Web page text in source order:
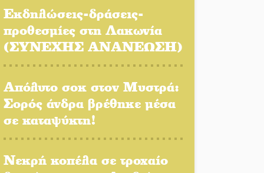
την αυγουστιάτικη
πανσέληνο της Μονεμβασιάς
Διακοπή ρεύματος στο Έλος
Στο Γύθειο η Άντζελα
Γκερέκου
Νταλίκα έπεσε σε γκρεμό
Εκδηλώσεις-δράσεις-
προθεσμίες στη Λακωνία
(ΣΥΝΕΧΗΣ ΑΝΑΝΕΩΣΗ)
Απόλυτο σοκ στον Μυστρά:
Σορός άνδρα βρέθηκε μέσα
σε καταψύκτη!
Νεκρή κοπέλα σε τροχαίο